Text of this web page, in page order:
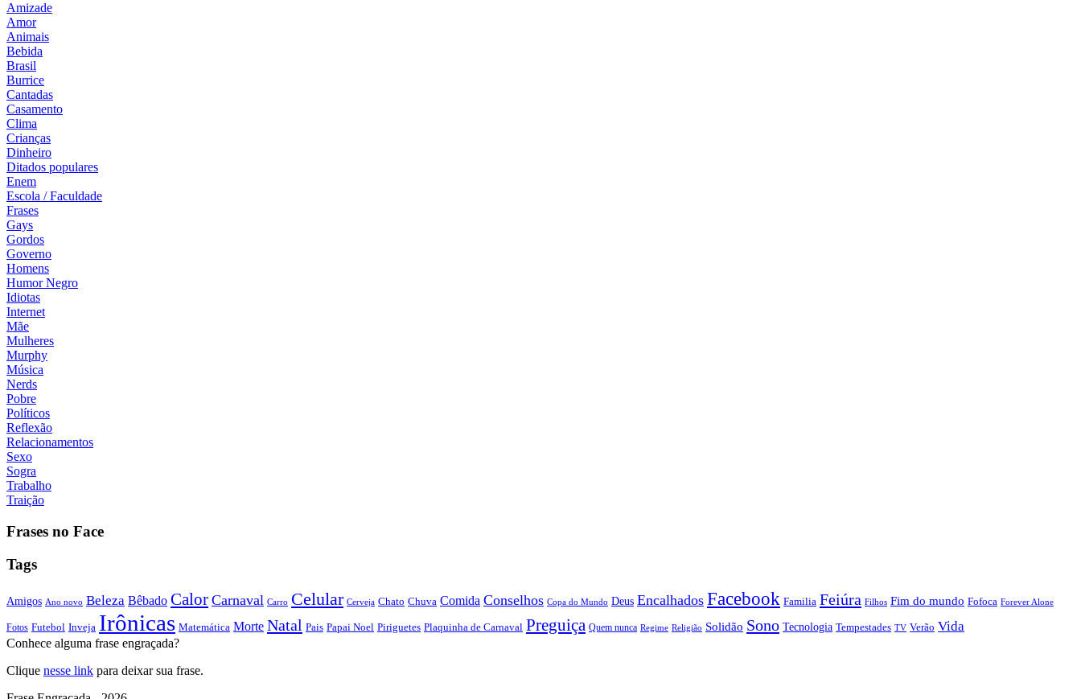
Amizade
Amor
Animais
Bebida
Brasil
Burrice
Cantadas
Casamento
Clima
Crianças
Dinheiro
Ditados populares
Enem
Escola / Faculdade
Frases
Gays
Gordos
Governo
Homens
Humor Negro
Idiotas
Internet
Mãe
Mulheres
Murphy
Música
Nerds
Pobre
Políticos
Reflexão
Relacionamentos
Sexo
Sogra
Trabalho
Traição
Frases no Face
Tags
Amigos Ano novo Beleza Bêbado Calor Carnaval Carro Celular Cerveja Chato Chuva Comida Conselhos Copa do Mundo Deus Encalhados Facebook Familia Feiúra Filhos Fim do mundo Fofoca Forever Alone
Fotos Futebol Inveja Irônicas Matemática Morte Natal Pais Papai Noel Piriguetes Plaquinha de Carnaval Preguiça Quem nunca Regime Religião Solidão Sono Tecnologia Tempestades TV Verão Vida
Conhece alguma frase engraçada?
Clique nesse link para deixar sua frase.